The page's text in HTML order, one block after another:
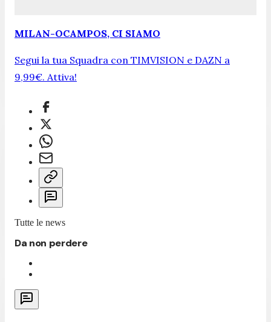
MILAN-OCAMPOS, CI SIAMO
Segui la tua Squadra con TIMVISION e DAZN a
9,99€. Attiva!
Tutte le news
Da non perdere